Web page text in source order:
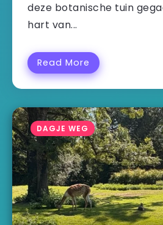
deze botanische tuin
hart van...
Read More
DAGJE WEG